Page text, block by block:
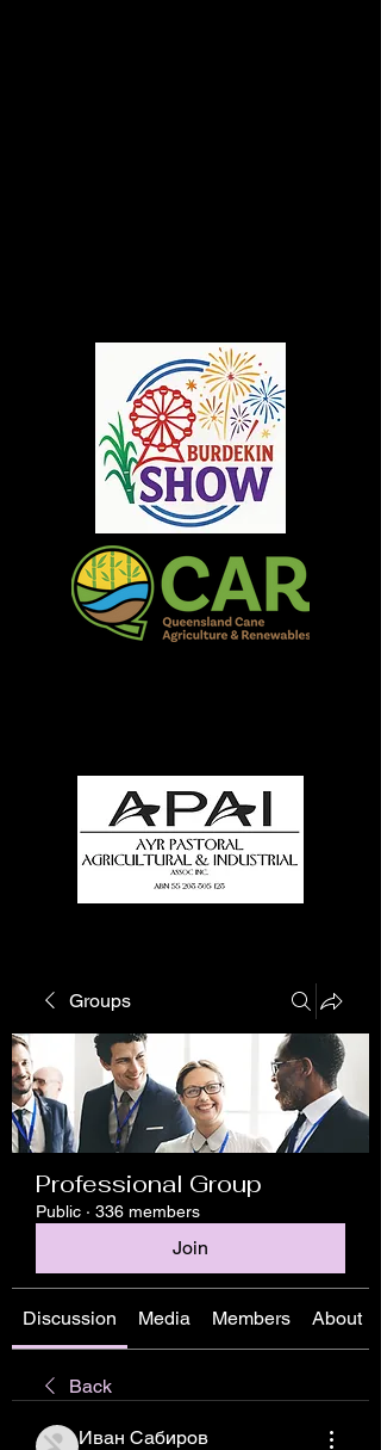
Groups
Professional Group
Public · 336 members
Join
Discussion Media Members About
Back
Иван Сабиров